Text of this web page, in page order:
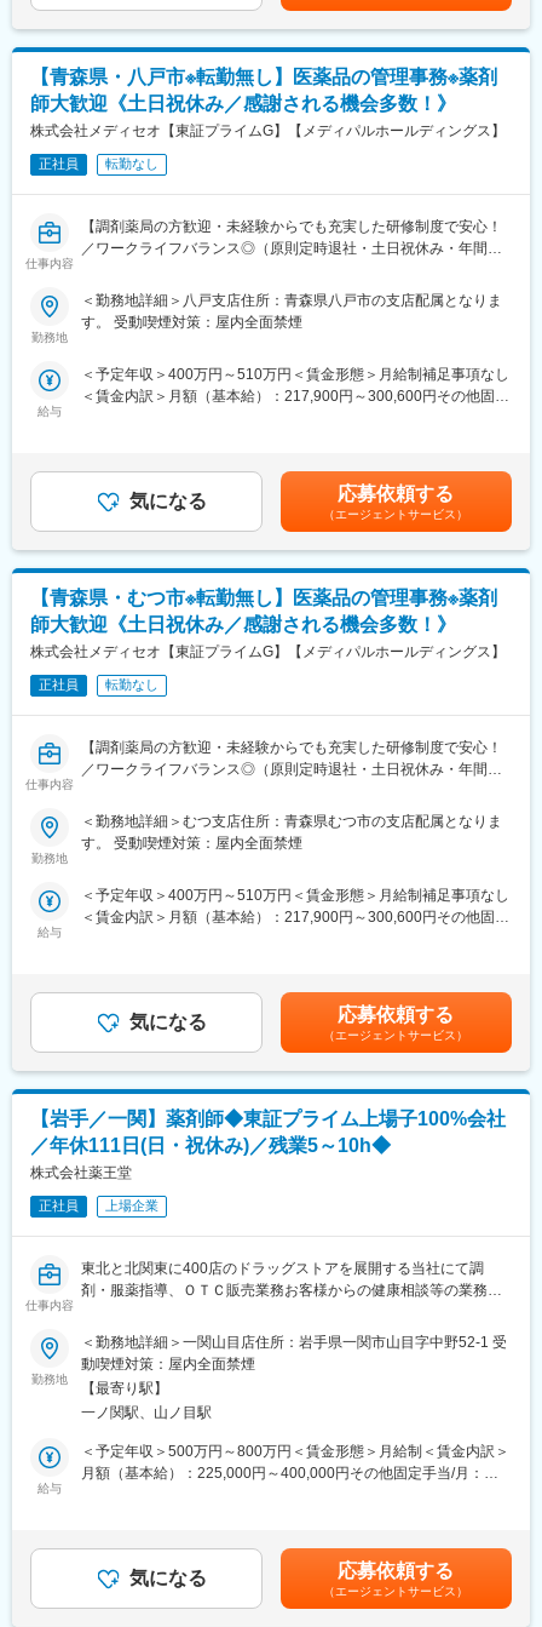
ます。
当社では安定供給と流通プロセス全体の効率化・最適化を実現す
る高機能物流を土台に、医療機関やメーカーの皆様をサポートす
る様々なサービス展開に取り組んでいます。
また、女性活躍推進「えるぼし認定3つ星」を取得しており、時短
勤務制度対象者の拡大や育児・介護等の家庭事情で退職された社
員が、再び当社で活躍できるジョブ・リターン制度の導入等、女
性が活躍できる環境整備に積極的に取り組んでいます。
■働き方
残業は月平均2時間程と、ほとんど定時で終業することが可能で
す。
時短勤務も可能な環境のため、ママさんの活躍事例もございます
◎
※入社1年間は時短勤務不可
原則定時退社・土日祝休みに加えて年間休日125日とプライベー
トと仕事の両立がしやすい環境です。
事業所には10名前後のスタッフが在籍しており、和やかな雰囲気
で腰を据えて働ける環境です。基本的に1拠点につき薬剤師1名の
当社は、医薬品卸業界最大手として、1000社を超える国内外メー
カー と取引しており、製品ラインナップは15万種に及びます。
当社は、総合商社を除く国内の卸売業としては初の３兆円台の売
上規模を誇る国内最大の医薬品卸企業です。
医師の処方が必要な医療用医薬品だけでなく、医療機器・医療材
料・臨床検査試薬など、診断、検査、治療、投薬にまで幅広く医
療に関わる商品を1,000社以上のメーカーから仕入れ、病院・診療
所や調剤薬局など全国約10万軒もの医療機関に販売・納品してい
ます。
当社では安定供給と流通プロセス全体の効率化・最適化を実現す
る高機能物流を土台に、医療機関やメーカーの皆様をサポートす
また、女性活躍推進「えるぼし認定3つ星」を取得しており、時短
性が活躍できる環境整備に積極的に取り組んでいます。
【青森県・八戸市※転勤無し】医薬品の管理事務※薬剤
師大歓迎《土日祝休み／感謝される機会多数！》
株式会社メディセオ【東証プライムG】【メディパルホールディングス】
正社員 転勤なし
仕事内容
【調剤薬局の方歓迎・未経験からでも充実した研修制度で安心！
／ワークライフバランス◎（原則定時退社・土日祝休み・年間休
■職務内容
通して手厚くフォローしますのでご安心ください！
・取引先へのDI問合せ対応（製造販売後の安全管理業務）
・営業担当者（MS）への薬事研修 等
■働き方
残業は月平均2時間程と、ほとんど定時で終業することが可能で
す。
時短勤務も可能な環境のため、ママさんの活躍事例もございます
◎
※入社1年間は時短勤務不可
原則定時退社・土日祝休みに加えて年間休日125日とプライベー
トと仕事の両立がしやすい環境です。
事業所には10名前後のスタッフが在籍しており、和やかな雰囲気
で腰を据えて働ける環境です。基本的に1拠点につき薬剤師1名の
当社は、医薬品卸業界最大手として、1000社を超える国内外メー
カー と取引しており、製品ラインナップは15万種に及びます。
当社は、総合商社を除く国内の卸売業としては初の３兆円台の売
上規模を誇る国内最大の医薬品卸企業です。
医師の処方が必要な医療用医薬品だけでなく、医療機器・医療材
料・臨床検査試薬など、診断、検査、治療、投薬にまで幅広く医
療に関わる商品を1,000社以上のメーカーから仕入れ、病院・診療
所や調剤薬局など全国約10万軒もの医療機関に販売・納品してい
ます。
当社では安定供給と流通プロセス全体の効率化・最適化を実現す
る高機能物流を土台に、医療機関やメーカーの皆様をサポートす
また、女性活躍推進「えるぼし認定3つ星」を取得しており、時短
性が活躍できる環境整備に積極的に取り組んでいます。
勤務地
＜勤務地詳細＞八戸支店住所：青森県八戸市の支店配属となりま
す。 受動喫煙対策：屋内全面禁煙
給与
＜予定年収＞400万円～510万円＜賃金形態＞月給制補足事項なし
＜賃金内訳＞月額（基本給）：217,900円～300,600円その他固定
与：年2回賃金はあくまでも目安の金額であり、選考を通じて上下
する可能性があります。月給(月額)は固定手当を含めた表記です。
気になる 応募依頼する
（エージェントサービス）
【青森県・むつ市※転勤無し】医薬品の管理事務※薬剤
師大歓迎《土日祝休み／感謝される機会多数！》
株式会社メディセオ【東証プライムG】【メディパルホールディングス】
正社員 転勤なし
仕事内容
【調剤薬局の方歓迎・未経験からでも充実した研修制度で安心！
／ワークライフバランス◎（原則定時退社・土日祝休み・年間休
■職務内容
通して手厚くフォローしますのでご安心ください！
・取引先へのDI問合せ対応（製造販売後の安全管理業務）
・営業担当者（MS）への薬事研修 等
■働き方
残業は月平均2時間程と、ほとんど定時で終業することが可能で
す。
時短勤務も可能な環境のため、ママさんの活躍事例もございます
◎
※入社1年間は時短勤務不可
原則定時退社・土日祝休みに加えて年間休日125日とプライベー
トと仕事の両立がしやすい環境です。
事業所には10名前後のスタッフが在籍しており、和やかな雰囲気
で腰を据えて働ける環境です。基本的に1拠点につき薬剤師1名の
ため、感謝される機会が多く、スタッフの満足度も高いです。
（3）業界最大手・安定基盤：
当社は、医薬品卸業界最大手として、1000社を超える国内外メー
カー と取引しており、製品ラインナップは15万種に及びます。
医師の処方が必要な医療用医薬品だけでなく、医療機器・医療材
料・臨床検査試薬など、診断、検査、治療、投薬にまで幅広く医
療に関わる商品を1,000社以上のメーカーから仕入れ、病院・診療
勤務地
＜勤務地詳細＞むつ支店住所：青森県むつ市の支店配属となりま
す。 受動喫煙対策：屋内全面禁煙
給与
＜予定年収＞400万円～510万円＜賃金形態＞月給制補足事項なし
＜賃金内訳＞月額（基本給）：217,900円～300,600円その他固定
与：年2回賃金はあくまでも目安の金額であり、選考を通じて上下
する可能性があります。月給(月額)は固定手当を含めた表記です。
気になる 応募依頼する
（エージェントサービス）
【岩手／一関】薬剤師◆東証プライム上場子100%会社
／年休111日(日・祝休み)／残業5～10h◆
株式会社薬王堂
正社員 上場企業
仕事内容
東北と北関東に400店のドラッグストアを展開する当社にて調
剤・服薬指導、ＯＴＣ販売業務お客様からの健康相談等の業務を
現場での業務はもちろん、研修制度や勉強会などを通じて薬剤師
としてスキルアップできる環境が整っています。
地域の人々の健康を一緒に支えましょう！
■職務内容：
・調剤業務
・服薬指導
■プライベートも充実！
家族と過ごす時間を大切にしたいという方が安心して働ける体制
勤務地
＜勤務地詳細＞一関山目店住所：岩手県一関市山目字中野52-1 受
動喫煙対策：屋内全面禁煙
【最寄り駅】
一ノ関駅、山ノ目駅
給与
＜予定年収＞500万円～800万円＜賃金形態＞月給制＜賃金内訳＞
月額（基本給）：225,000円～400,000円その他固定手当/月：
過去実績4.5ヶ月分■その他固定手当：薬剤師手当100,000円/月賃
金はあくまでも目安の金額であり、選考を通じて上下する可能性
があります。月給(月額)は固定手当を含めた表記です。
気になる 応募依頼する
（エージェントサービス）